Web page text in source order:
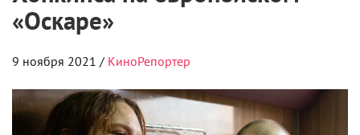
«Оскаре»
9 ноября 2021 / КиноРепортер